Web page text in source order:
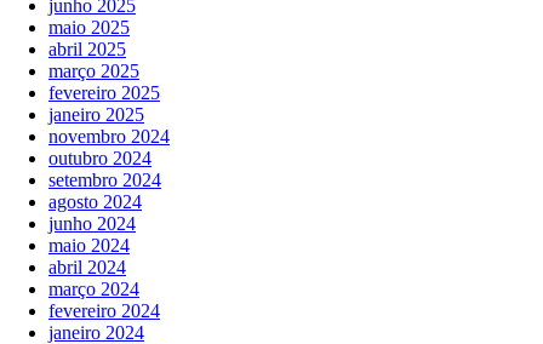
junho 2025
maio 2025
abril 2025
março 2025
fevereiro 2025
janeiro 2025
novembro 2024
outubro 2024
setembro 2024
agosto 2024
junho 2024
maio 2024
abril 2024
março 2024
fevereiro 2024
janeiro 2024